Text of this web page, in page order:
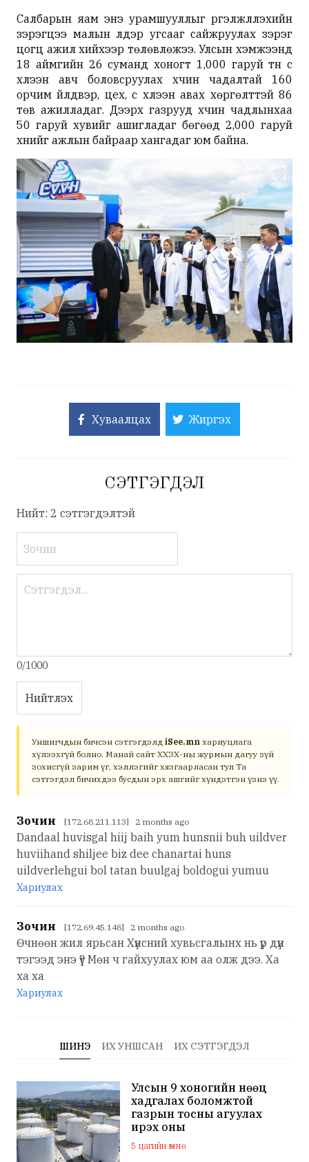
Салбарын яам энэ урамшууллыг үргэлжлүүлэхийн
зэрэгцээ малын үүлдэр угсааг сайжруулах зэрэг
цогц ажил хийхээр төлөвлөжээ. Улсын хэмжээнд
18 аймгийн 26 суманд хоногт 1,000 гаруй тн сүү
хүлээн авч боловсруулах хүчин чадалтай 160
орчим үйлдвэр, цех, сүү хүлээн авах хөргөлттэй 86
төв ажилладаг. Дээрх газрууд хүчин чадлынхаа
50 гаруй хувийг ашигладаг бөгөөд 2,000 гаруй
хүнийг ажлын байраар хангадаг юм байна.
Хуваалцах Жиргэх
СЭТГЭГДЭЛ
Нийт: 2 сэтгэгдэлтэй
0/1000
Нийтлэх
Уншигчдын бичсэн сэтгэгдэлд iSee.mn хариуцлага
хүлээхгүй болно. Манай сайт ХХЗХ-ны журмын дагуу зүй
зохисгүй зарим үг, хэллэгийг хязгаарласан тул Та
сэтгэгдэл бичихдээ бусдын эрх ашгийг хүндэтгэн үзнэ үү.
Зочин [172.68.211.113] 2 months ago
Dandaal huvisgal hiij baih yum hunsnii buh uildver
huviihand shiljee biz dee chanartai huns
uildverlehgui bol tatan buulgaj boldogui yumuu
Хариулах
Зочин [172.69.45.148] 2 months ago
Өчнөөн жил ярьсан Хүнсний хувьсгалынх нь үр дүн
тэгээд энэ үү? Мөн ч гайхуулах юм аа олж дээ. Ха
ха ха
Хариулах
ШИНЭ ИХ УНШСАН ИХ СЭТГЭГДЭЛ
Улсын 9 хоногийн нөөц
хадгалах боломжтой
газрын тосны агуулах
ирэх оны
арванхоёрдугаар сар
ашиглалтад орно
5 цагийн өмнө